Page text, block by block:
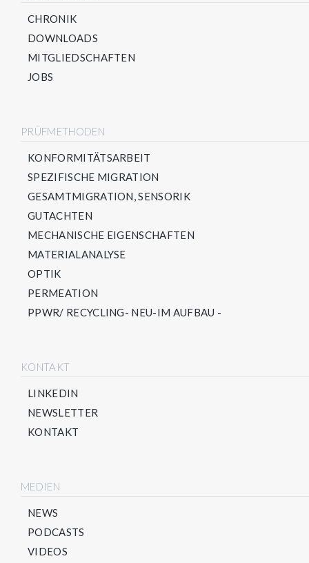
CHRONIK
DOWNLOADS
MITGLIEDSCHAFTEN
JOBS
PRÜFMETHODEN
KONFORMITÄTSARBEIT
SPEZIFISCHE MIGRATION
GESAMTMIGRATION, SENSORIK
GUTACHTEN
MECHANISCHE EIGENSCHAFTEN
MATERIALANALYSE
OPTIK
PERMEATION
PPWR/ RECYCLING- NEU-IM AUFBAU -
KONTAKT
LINKEDIN
NEWSLETTER
KONTAKT
MEDIEN
NEWS
PODCASTS
VIDEOS